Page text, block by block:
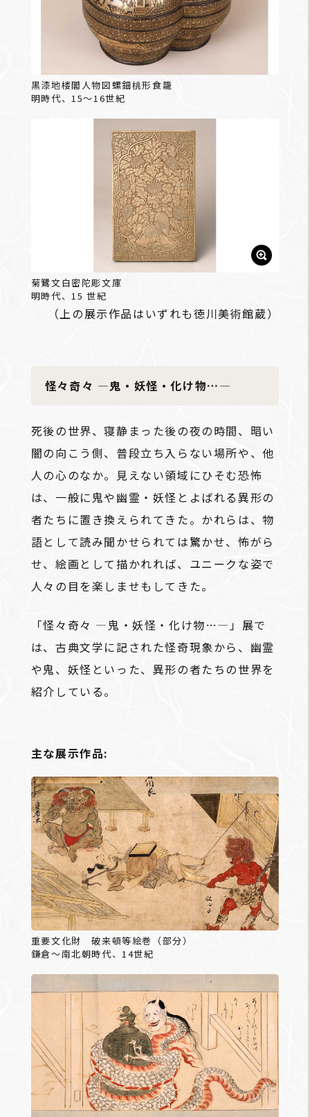
黒漆地楼閣人物図螺鈿桃形食籠
明時代、15～16世紀
菊鷺文白密陀彫文庫
明時代、15 世紀
（上の展示作品はいずれも徳川美術館蔵）
怪々奇々 ―鬼・妖怪・化け物…―
死後の世界、寝静まった後の夜の時間、暗い
闇の向こう側、普段立ち入らない場所や、他
人の心のなか。見えない領域にひそむ恐怖
は、一般に鬼や幽霊・妖怪とよばれる異形の
者たちに置き換えられてきた。かれらは、物
語として読み聞かせられては驚かせ、怖がら
せ、絵画として描かれれば、ユニークな姿で
人々の目を楽しませもしてきた。
「怪々奇々 ―鬼・妖怪・化け物…―」展で
は、古典文学に記された怪奇現象から、幽霊
や鬼、妖怪といった、異形の者たちの世界を
紹介している。
主な展示作品:
重要文化財 破来頓等絵巻（部分）
鎌倉～南北朝時代、14世紀